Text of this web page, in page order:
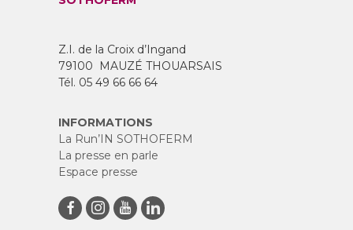
Z.I. de la Croix d’Ingand
79100 MAUZÉ THOUARSAIS
Tél. 05 49 66 66 64
INFORMATIONS
La Run’IN SOTHOFERM
La presse en parle
Espace presse